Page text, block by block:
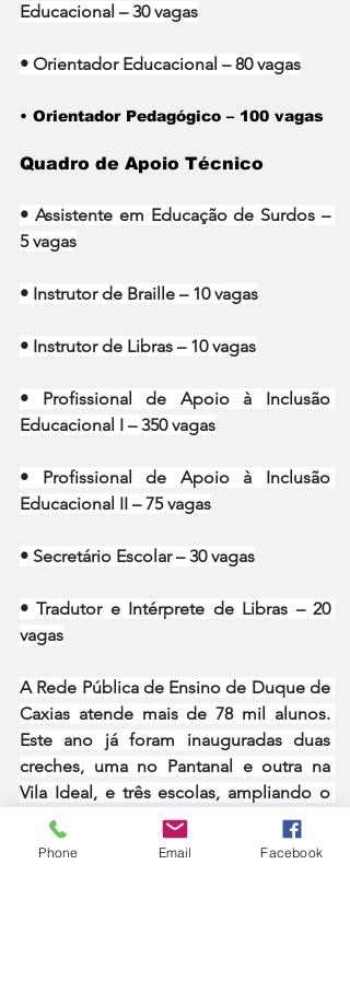
Educacional – 30 vagas
• Orientador Educacional – 80 vagas
• Orientador Pedagógico – 100 vagas
Quadro de Apoio Técnico
• Assistente em Educação de Surdos –
5 vagas
• Instrutor de Braille – 10 vagas
• Instrutor de Libras – 10 vagas
• Profissional de Apoio à Inclusão
Educacional I – 350 vagas
• Profissional de Apoio à Inclusão
Educacional II – 75 vagas
• Secretário Escolar – 30 vagas
• Tradutor e Intérprete de Libras – 20
vagas
A Rede Pública de Ensino de Duque de
Caxias atende mais de 78 mil alunos.
Este ano já foram inauguradas duas
creches, uma no Pantanal e outra na
Vila Ideal, e três escolas, ampliando o
número de vagas para atender mais e
melhor. No último dia 24/05, mais uma
Phone Email Facebook